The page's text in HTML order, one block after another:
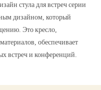
стула для встреч серии
дизайном, который
Это кресло,
обеспечивает
встреч и конференций.